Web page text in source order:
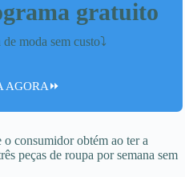
gratuito
moda sem custo⤵️
AGORA⏩
o consumidor obtém ao ter a
peças de roupa por semana sem